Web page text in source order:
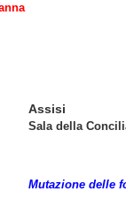
Assisi
Sala della
Mutazione delle